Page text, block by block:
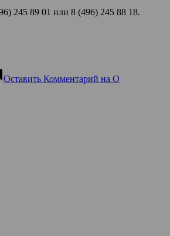
245 89 01 или 8 (496) 245 88 18.
Оставить Комментарий на О